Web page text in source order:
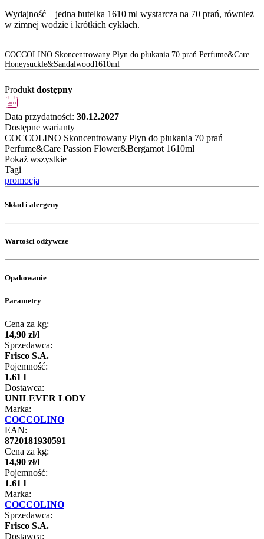
Wydajność – jedna butelka 1610 ml wystarcza na 70 prań, również
w zimnej wodzie i krótkich cyklach.
COCCOLINO Skoncentrowany Płyn do płukania 70 prań Perfume&Care
Honeysuckle&Sandalwood1610ml
Produkt dostępny
Data przydatności: 30.12.2027
Dostępne warianty
COCCOLINO Skoncentrowany Płyn do płukania 70 prań
Perfume&Care Passion Flower&Bergamot 1610ml
Pokaż wszystkie
Tagi
promocja
Skład i alergeny
Wartości odżywcze
Opakowanie
Parametry
Cena za kg:
14,90 zł/l
Sprzedawca:
Frisco S.A.
Pojemność:
1.61 l
Dostawca:
UNILEVER LODY
Marka:
COCCOLINO
EAN:
8720181930591
Cena za kg:
14,90 zł/l
Pojemność:
1.61 l
Marka:
COCCOLINO
Sprzedawca:
Frisco S.A.
Dostawca: